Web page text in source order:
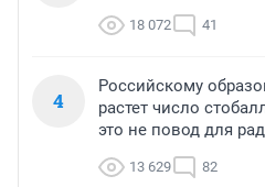
18 072 41
4
Российскому
растет число
это не повод для
13 629 82